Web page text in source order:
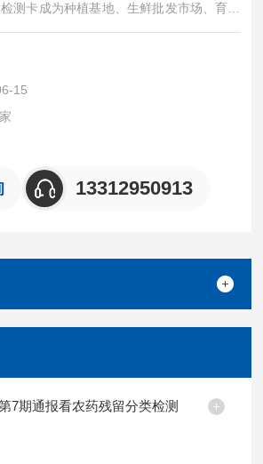
测卡成为种植基地、生鲜批发市场、育苗
流快速筛查工具。冠宇仪器结合全国市场
解决方案。
15
13312950913
7期通报看农药残留分类检测